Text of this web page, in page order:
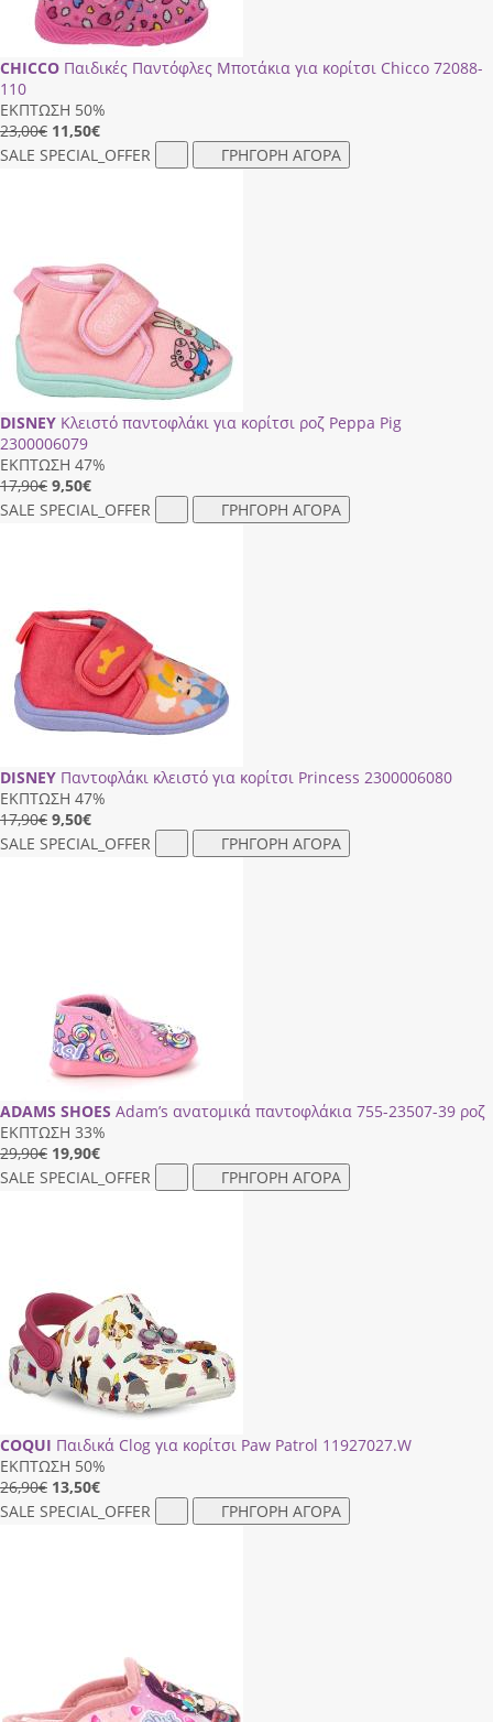
CHICCO Παιδικές Παντόφλες Μποτάκια για κορίτσι Chicco 72088-
110
ΕΚΠΤΩΣΗ 50%
23,00€ 11,50€
SALE SPECIAL_OFFER ΓΡΗΓΟΡΗ ΑΓΟΡΑ
DISNEY Κλειστό παντοφλάκι για κορίτσι ροζ Peppa Pig
2300006079
ΕΚΠΤΩΣΗ 47%
17,90€ 9,50€
SALE SPECIAL_OFFER ΓΡΗΓΟΡΗ ΑΓΟΡΑ
DISNEY Παντοφλάκι κλειστό για κορίτσι Princess 2300006080
ΕΚΠΤΩΣΗ 47%
17,90€ 9,50€
SALE SPECIAL_OFFER ΓΡΗΓΟΡΗ ΑΓΟΡΑ
ADAMS SHOES Adam’s ανατομικά παντοφλάκια 755-23507-39 ροζ
ΕΚΠΤΩΣΗ 33%
29,90€ 19,90€
SALE SPECIAL_OFFER ΓΡΗΓΟΡΗ ΑΓΟΡΑ
COQUI Παιδικά Clog για κορίτσι Paw Patrol 11927027.W
ΕΚΠΤΩΣΗ 50%
26,90€ 13,50€
SALE SPECIAL_OFFER ΓΡΗΓΟΡΗ ΑΓΟΡΑ